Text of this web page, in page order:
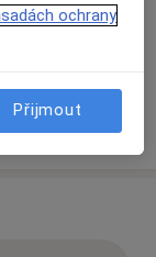
ochrany
Přijmout